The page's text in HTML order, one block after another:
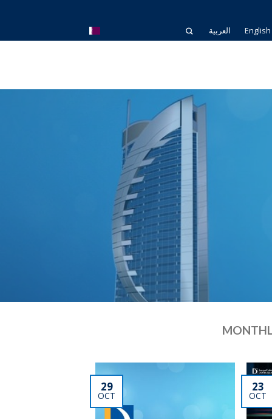
English العربية
29
OCT
23
OCT